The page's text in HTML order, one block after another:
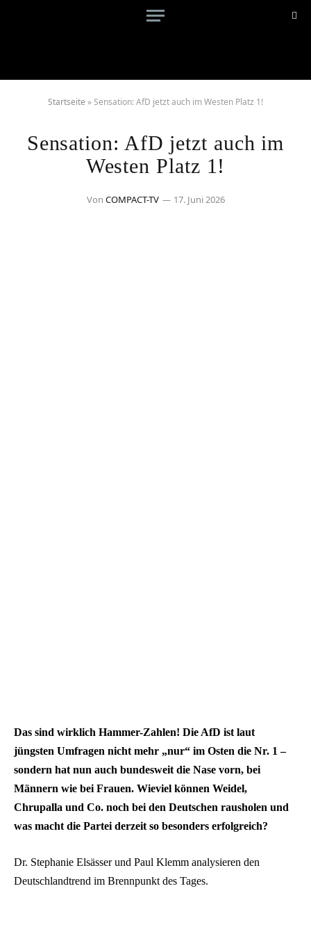
Startseite »Sensation: AfD jetzt auch im Westen Platz 1!
Sensation: AfD jetzt auch im
Westen Platz 1!
Von COMPACT-TV 17. Juni 2026
Das sind wirklich Hammer-Zahlen! Die AfD ist laut
jüngsten Umfragen nicht mehr „nur“ im Osten die Nr. 1 –
sondern hat nun auch bundesweit die Nase vorn, bei
Männern wie bei Frauen. Wieviel können Weidel,
Chrupalla und Co. noch bei den Deutschen rausholen und
was macht die Partei derzeit so besonders erfolgreich?
Dr. Stephanie Elsässer und Paul Klemm analysieren den
Deutschlandtrend im Brennpunkt des Tages.